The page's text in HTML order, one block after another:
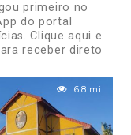
primeiro no
do portal
Clique aqui e
receber direto
6.8 mil